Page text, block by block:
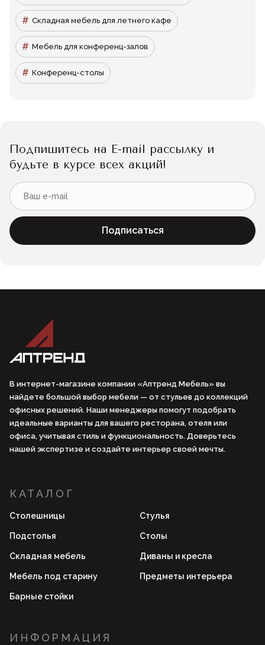
Складная мебель для летнего кафе
Мебель для конференц-залов
Конференц-столы
Подпишитесь на E-mail рассылку и
будьте в курсе всех акций!
Подписаться
В интернет-магазине компании «Аптренд Мебель» вы
найдете большой выбор мебели — от стульев до коллекций
офисных решений. Наши менеджеры помогут подобрать
идеальные варианты для вашего ресторана, отеля или
офиса, учитывая стиль и функциональность. Доверьтесь
нашей экспертизе и создайте интерьер своей мечты.
КАТАЛОГ
Столешницы Стулья
Подстолья Столы
Складная мебель Диваны и кресла
Мебель под старину Предметы интерьера
Барные стойки
ИНФОРМАЦИЯ